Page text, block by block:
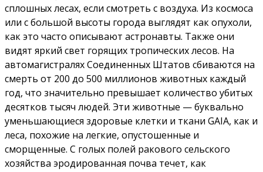
сплошных лесах, если смотреть с воздуха. Из космоса
или с большой высоты города выглядят как опухоли,
как это часто описывают астронавты. Также они
видят яркий свет горящих тропических лесов. На
автомагистралях Соединенных Штатов сбиваются на
смерть от 200 до 500 миллионов животных каждый
год, что значительно превышает количество убитых
десятков тысяч людей. Эти животные — буквально
уменьшающиеся здоровые клетки и ткани GAIA, как и
леса, похожие на легкие, опустошенные и
сморщенные. С голых полей ракового сельского
хозяйства эродированная почва течет, как